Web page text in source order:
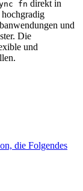
fn direkt in
hochgradig
und
Die
und
die Folgendes